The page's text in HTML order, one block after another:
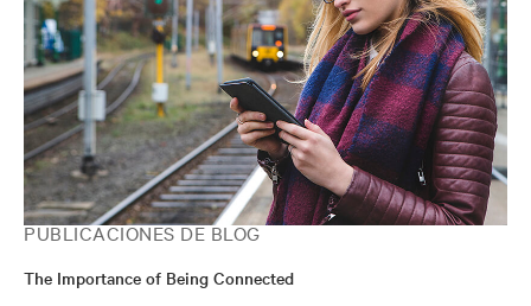
PUBLICACIONES DE BLOG
The Importance of Being Connected